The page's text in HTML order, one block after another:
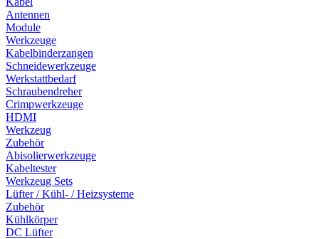
Antennen
Module
Werkzeuge
Kabelbinderzangen
Schneidewerkzeuge
Werkstattbedarf
Schraubendreher
Crimpwerkzeuge
HDMI
Werkzeug
Zubehör
Abisolierwerkzeuge
Kabeltester
Werkzeug Sets
Lüfter / Kühl- / Heizsysteme
Zubehör
Kühlkörper
DC Lüfter